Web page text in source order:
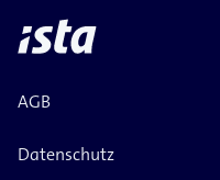
AGB
Datenschutz